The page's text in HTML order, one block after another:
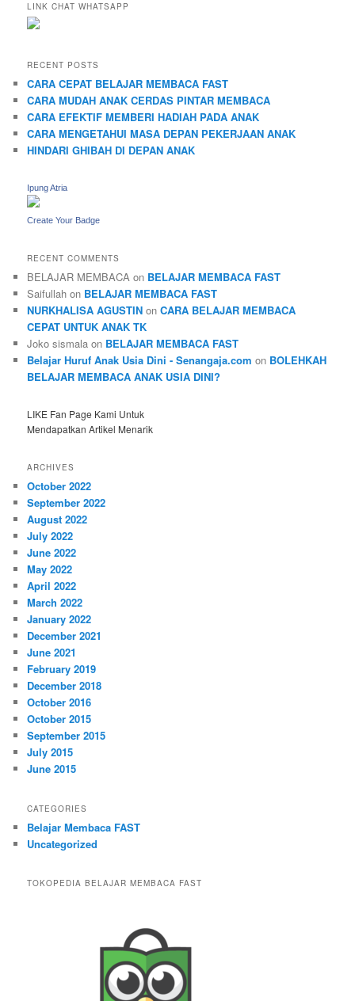
LINK CHAT WHATSAPP
RECENT POSTS
CARA CEPAT BELAJAR MEMBACA FAST
CARA MUDAH ANAK CERDAS PINTAR MEMBACA
CARA EFEKTIF MEMBERI HADIAH PADA ANAK
CARA MENGETAHUI MASA DEPAN PEKERJAAN ANAK
HINDARI GHIBAH DI DEPAN ANAK
Ipung Atria
Create Your Badge
RECENT COMMENTS
BELAJAR MEMBACA on BELAJAR MEMBACA FAST
Saifullah on BELAJAR MEMBACA FAST
NURKHALISA AGUSTIN onCARA BELAJAR MEMBACA
CEPAT UNTUK ANAK TK
Joko sismala on BELAJAR MEMBACA FAST
Belajar Huruf Anak Usia Dini - Senangaja.com on BOLEHKAH
BELAJAR MEMBACA ANAK USIA DINI?
LIKE Fan Page Kami Untuk
Mendapatkan Artikel Menarik
ARCHIVES
October 2022
September 2022
August 2022
July 2022
June 2022
May 2022
April 2022
March 2022
January 2022
December 2021
June 2021
February 2019
December 2018
October 2016
October 2015
September 2015
July 2015
June 2015
CATEGORIES
Belajar Membaca FAST
Uncategorized
TOKOPEDIA BELAJAR MEMBACA FAST